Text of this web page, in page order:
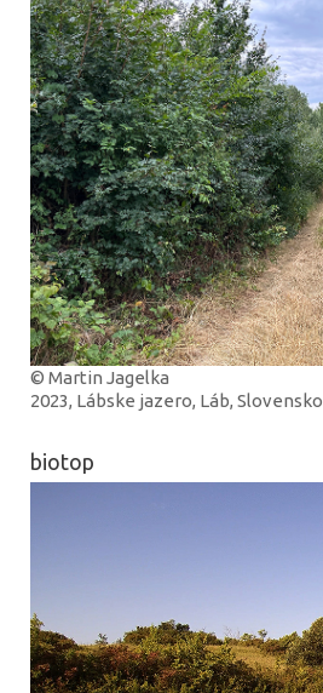
© Martin Jagelka
2023, Lábske jazero, Láb, Slovensko
biotop